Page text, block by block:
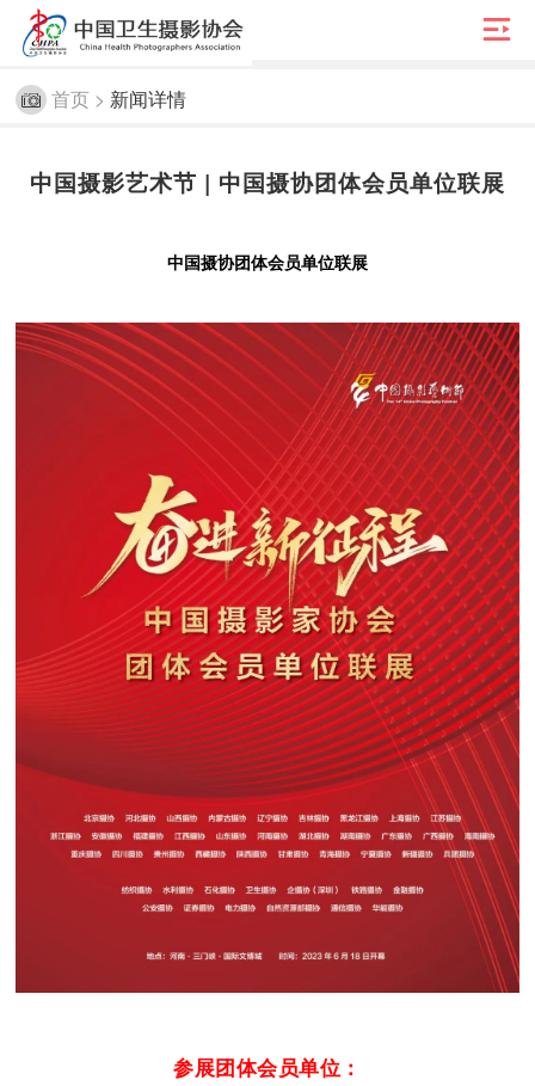

首页 > 新闻详情
中国摄影艺术节 | 中国摄协团体会员单位联展
中国摄协团体会员单位联展
参展团体会员单位：